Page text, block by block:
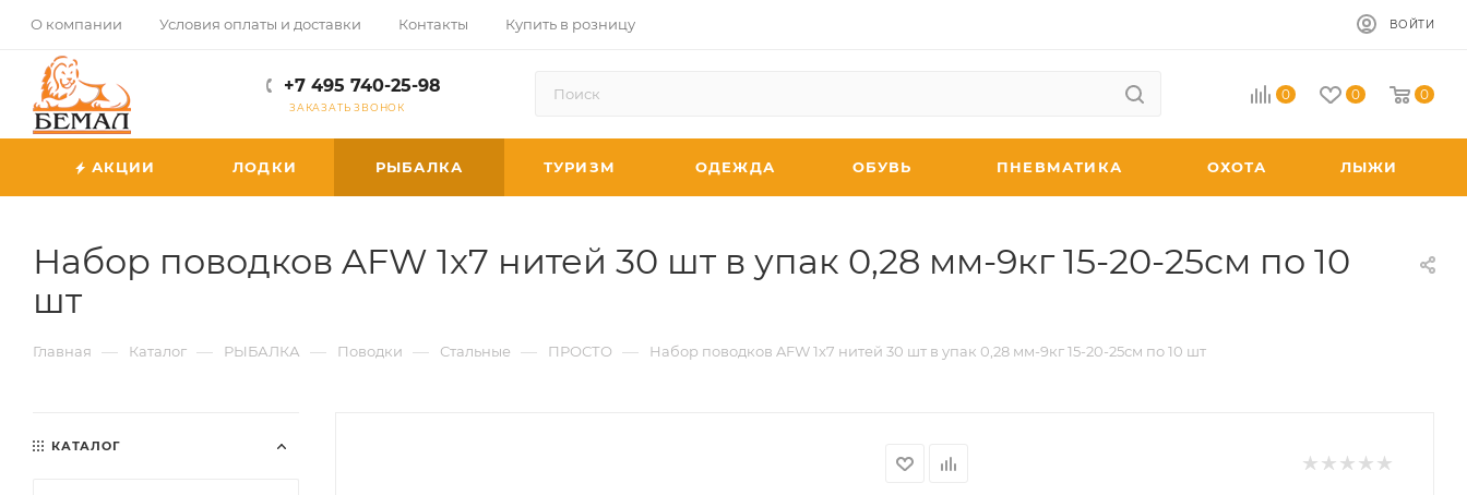
О компании Условия оплаты и доставки Контакты Купить в розницу ВОЙТИ
+7 495 740-25-98
ЗАКАЗАТЬ ЗВОНОК
0 0 0
АКЦИИ ЛОДКИ РЫБАЛКА ТУРИЗМ ОДЕЖДА ОБУВЬ ПНЕВМАТИКА ОХОТА ЛЫЖИ
Набор поводков AFW 1x7 нитей 30 шт в упак 0,28 мм-9кг 15-20-25см по 10
шт
Главная — Каталог — РЫБАЛКА — Поводки — Стальные — ПРОСТО — Набор поводков AFW 1x7 нитей 30 шт в упак 0,28 мм-9кг 15-20-25см по 10 шт
КАТАЛОГ